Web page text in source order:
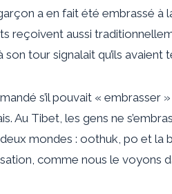
a en fait été embrassé à
reçoivent aussi
tour signalait qu’ils avaient
s’il pouvait « embrasser
Au Tibet, les gens ne
mondes : oothuk, po et la
comme nous le voyons